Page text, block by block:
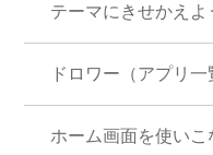
テーマにきせかえよ
ドロワー（アプリ
ホーム画面を使いこ